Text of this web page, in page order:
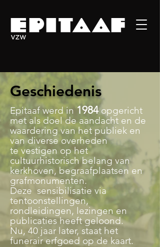
Geschiedenis
Epitaaf werd in1984 opgericht
met als doel de aandacht en de
waardering van het publiek en
van diverse overheden
te vestigen op het
cultuurhistorisch belang van
kerkhoven, begraafplaatsen en
grafmonumenten.
Deze sensibilisatie via
tentoonstellingen,
rondleidingen, lezingen en
publicaties heeft geloond.
Nu, 40 jaar later, staat het
funerair erfgoed op de kaart.